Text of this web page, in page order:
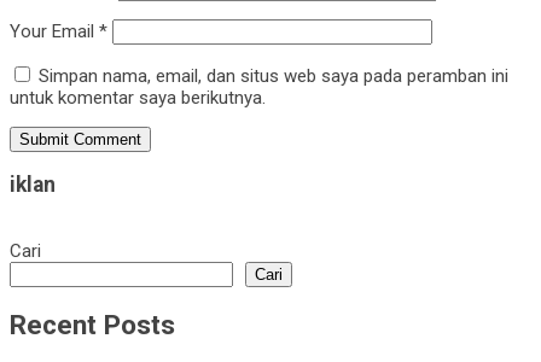
Your Email *
Simpan nama, email, dan situs web saya pada peramban ini
untuk komentar saya berikutnya.
iklan
Cari
Cari
Recent Posts